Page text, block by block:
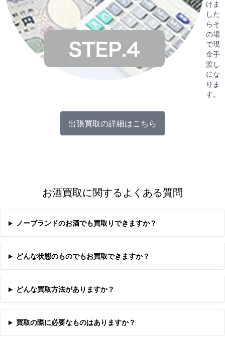
けま
した
らそ
の場
で現
金手
渡し
にな
りま
す。
出張買取の詳細はこちら
お酒買取に関するよくある質問
ノーブランドのお酒でも買取りできますか？
どんな状態のものでもお買取できますか？
どんな買取方法がありますか？
買取の際に必要なものはありますか？